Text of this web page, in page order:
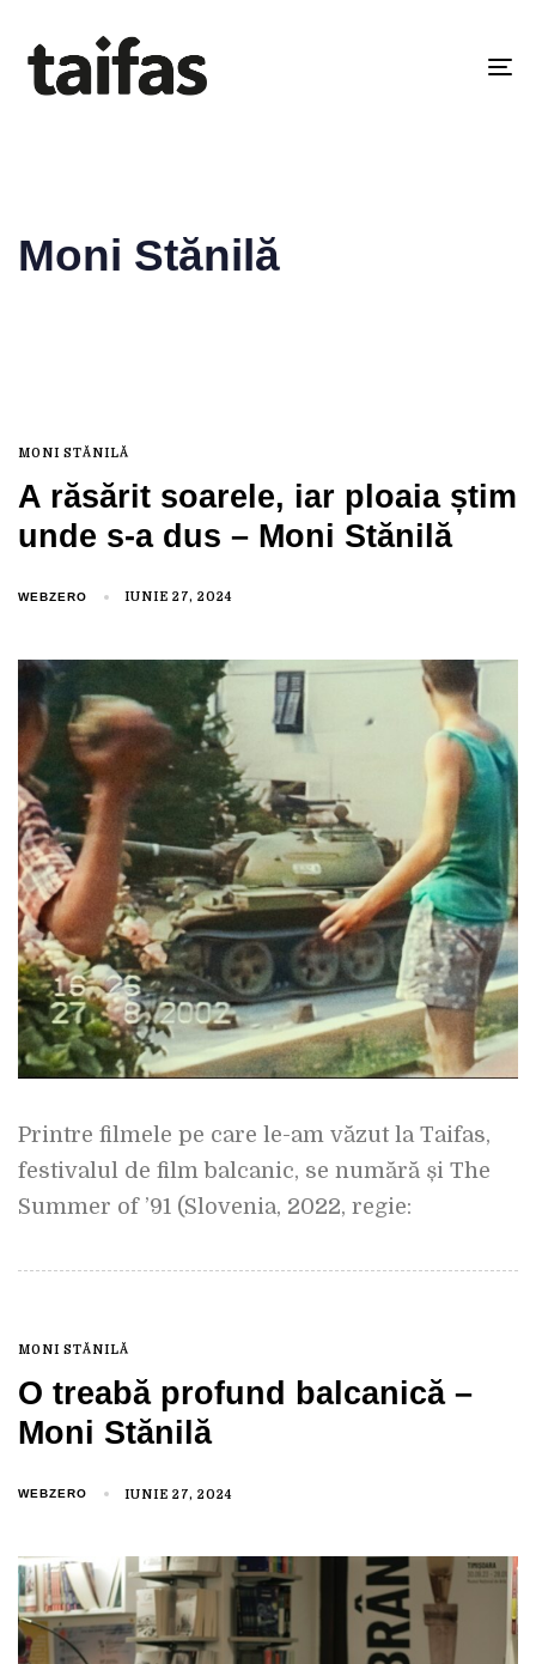
Moni Stănilă
MONI STĂNILĂ
A răsărit soarele, iar ploaia știm
unde s-a dus – Moni Stănilă
WEBZERO IUNIE 27, 2024
Printre filmele pe care le-am văzut la Taifas,
festivalul de film balcanic, se numără și The
Summer of ’91 (Slovenia, 2022, regie:
MONI STĂNILĂ
O treabă profund balcanică –
Moni Stănilă
WEBZERO IUNIE 27, 2024